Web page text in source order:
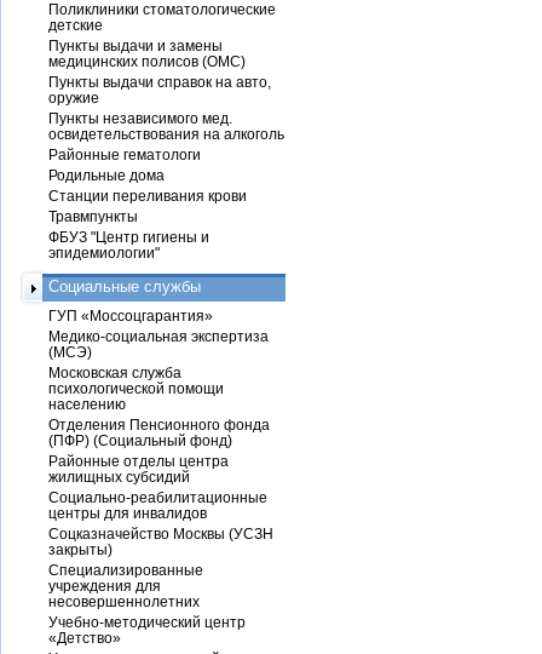
Поликлиники стоматологические
детские
Пункты выдачи и замены
медицинских полисов (ОМС)
Пункты выдачи справок на авто,
оружие
Пункты независимого мед.
освидетельствования на алкоголь
Районные гематологи
Родильные дома
Станции переливания крови
Травмпункты
ФБУЗ "Центр гигиены и
эпидемиологии"
Социальные службы
ГУП «Моссоцгарантия»
Медико-социальная экспертиза
(МСЭ)
Московская служба
психологической помощи
населению
Отделения Пенсионного фонда
(ПФР) (Социальный фонд)
Районные отделы центра
жилищных субсидий
Социально-реабилитационные
центры для инвалидов
Соцказначейство Москвы (УСЗН
закрыты)
Специализированные
учреждения для
несовершеннолетних
Учебно-методический центр
«Детство»